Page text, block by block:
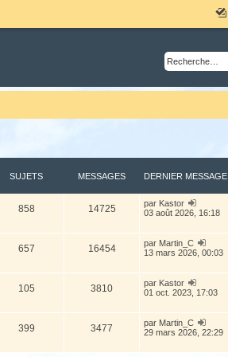
SUJETS MESSAGES DERNIER MESSAGE
858 14725 par Kastor
o
r
l
e
d
n
i
r
m
e
03 août 2026, 16:18
657 16454 par Martin_C
o
r
e
n
i
13 mars 2026, 00:03
105 3810 par Kastor
o
r
l
e
d
01 oct. 2023, 17:03
399 3477 par Martin_C
o
r
29 mars 2026, 22:29